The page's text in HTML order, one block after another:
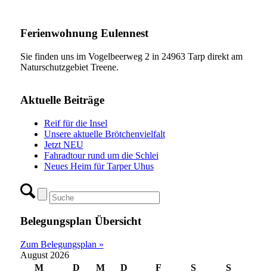
Ferienwohnung Eulennest
Sie finden uns im Vogelbeerweg 2 in 24963 Tarp direkt am
Naturschutzgebiet Treene.
Aktuelle Beiträge
Reif für die Insel
Unsere aktuelle Brötchenvielfalt
Jetzt NEU
Fahradtour rund um die Schlei
Neues Heim für Tarper Uhus
Belegungsplan Übersicht
Zum Belegungsplan »
August 2026
M
D M D F S
S